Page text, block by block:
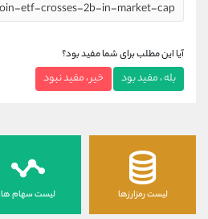
آیا این مطلب برای شما مفید بود؟
بله ، مفید بود خیر ، مفید نبود
لیست رمزارزها لیست سهام ها